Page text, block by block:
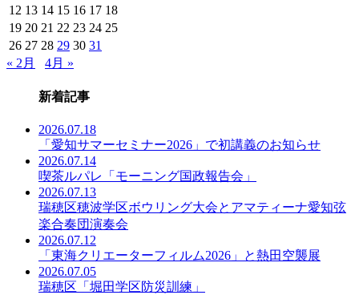
12 13 14 15 16 17 18
19 20 21 22 23 24 25
26 27 28 29 30 31
« 2月
4月 »
新着記事
2026.07.18
「愛知サマーセミナー2026」で初講義のお知らせ
2026.07.14
喫茶ルパレ「モーニング国政報告会」
2026.07.13
瑞穂区穂波学区ボウリング大会とアマティーナ愛知弦
楽合奏団演奏会
2026.07.12
「東海クリエーターフィルム2026」と熱田空襲展
2026.07.05
瑞穂区「堀田学区防災訓練」